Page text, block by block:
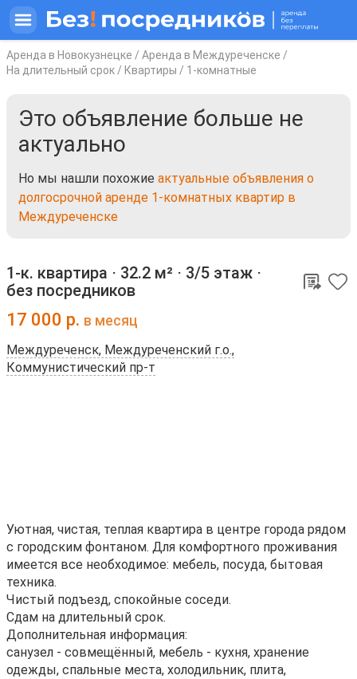
Аренда в Новокузнецке / Аренда в Междуреченске /
На длительный срок / Квартиры / 1-комнатные
Это объявление больше не
актуально
Но мы нашли похожие актуальные объявления о
долгосрочной аренде 1-комнатных квартир в
Междуреченске
1-к. квартира ⋅ 32.2 м² ⋅ 3/5 этаж ⋅
без посредников
17 000 р. в месяц
Междуреченск, Междуреченский г.о.,
Коммунистический пр-т
Уютная, чистая, теплая квартира в центре города рядом
с городским фонтаном. Для комфортного проживания
имеется все необходимое: мебель, посуда, бытовая
техника.
Чистый подъезд, спокойные соседи.
Сдам на длительный срок.
Дополнительная информация:
санузел - совмещённый, мебель - кухня, хранение
одежды, спальные места, холодильник, плита,